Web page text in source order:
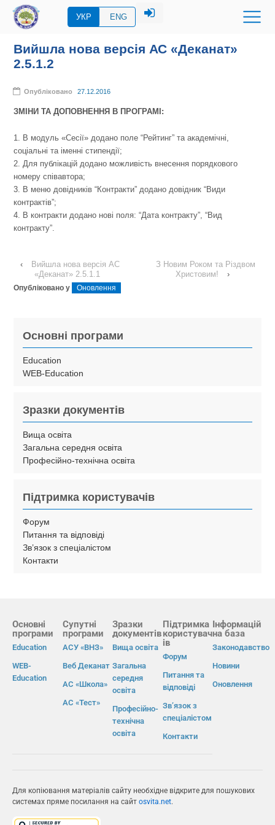
УКР ENG
Вийшла нова версія АС «Деканат»
2.5.1.2
Опубліковано 27.12.2016
ЗМІНИ ТА ДОПОВНЕННЯ В ПРОГРАМІ:
1. В модуль «Сесії» додано поле “Рейтинг” та академічні,
соціальні та іменні стипендії;
2. Для публікацій додано можливість внесення порядкового
номеру співавтора;
3. В меню довідників “Контракти” додано довідник “Види
контрактів”;
4. В контракти додано нові поля: “Дата контракту”, “Вид
контракту”.
‹
Вийшла нова версія АС
«Деканат» 2.5.1.1
З Новим Роком та Різдвом
Христовим!
›
Опубліковано у Оновлення
Основні програми
Education
WEB-Education
Зразки документів
Вища освіта
Загальна середня освіта
Професійно-технічна освіта
Підтримка користувачів
Форум
Питання та відповіді
Зв’язок з спеціалістом
Контакти
Основні
програми
Education
WEB-
Education
Супутні
програми
АСУ «ВНЗ»
Веб Деканат
АС «Школа»
АС «Тест»
Зразки
документів
Вища освіта
Загальна
середня
освіта
Професійно-
технічна
освіта
Підтримка
користувач
ів
Форум
Питання та
відповіді
Зв’язок з
спеціалістом
Контакти
Інформацій
на база
Законодавство
Новини
Оновлення
Для копіювання матеріалів сайту необхідне відкрите для пошукових
системах пряме посилання на сайт osvita.net.